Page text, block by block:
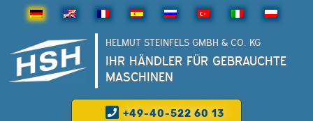
HELMUT STEINFELS GMBH & CO. KG
IHR HÄNDLER FÜR GEBRAUCHTE
MASCHINEN
+49-40-522 60 13